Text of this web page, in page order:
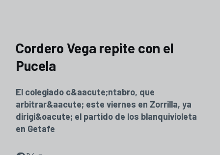
Cordero Vega repite con el
Pucela
El colegiado c&aacute;ntabro, que
arbitrar&aacute; este viernes en Zorrilla, ya
dirigi&oacute; el partido de los blanquivioleta
en Getafe